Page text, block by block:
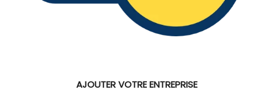
AJOUTER VOTRE ENTREPRISE